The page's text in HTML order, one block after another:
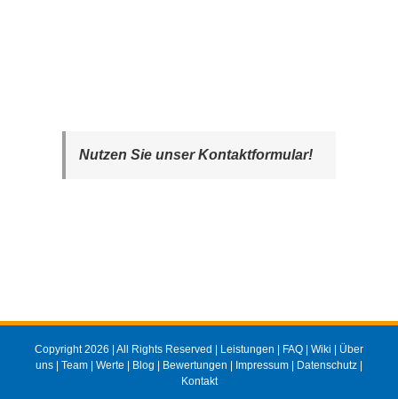
Nutzen Sie unser Kontaktformular!
Copyright 2026 | All Rights Reserved | Leistungen | FAQ | Wiki | Über
uns | Team | Werte | Blog | Bewertungen | Impressum | Datenschutz |
Kontakt